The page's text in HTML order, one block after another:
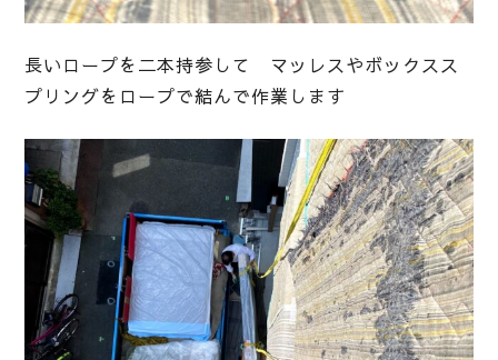
長いロープを二本持参して マッレスやボックスス
プリングをロープで結んで作業します